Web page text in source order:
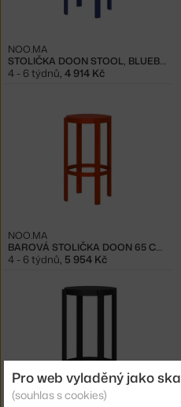
STOLIČKA DOON STOOL, BLUEBERRY PIE
NOO.MA
4 - 6 týdnů, 4 914 Kč
BAROVÁ STOLIČKA DOON 65 CM, TOMATO RED
NOO.MA
4 - 6 týdnů, 5 954 Kč
Pro web vyladěný jako
(souhlas s cookies)